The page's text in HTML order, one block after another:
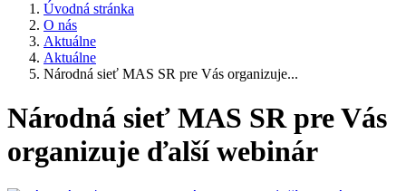
Úvodná stránka
O nás
Aktuálne
Aktuálne
Národná sieť MAS SR pre Vás organizuje...
Národná sieť MAS SR pre Vás
organizuje ďalší webinár